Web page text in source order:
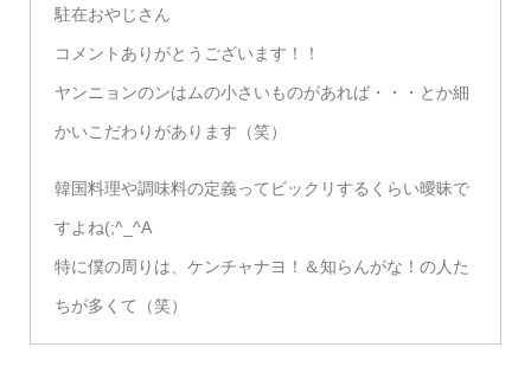
駐在おやじさん
コメントありがとうございます！！
ヤンニョンのンはムの小さいものがあれば・・・とか細
かいこだわりがあります（笑）
韓国料理や調味料の定義ってビックリするくらい曖昧で
すよね(;^_^A
特に僕の周りは、ケンチャナヨ！＆知らんがな！の人た
ちが多くて（笑）